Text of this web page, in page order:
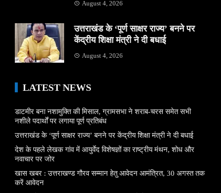
August 4, 2026
उत्तराखंड के ‘पूर्ण साक्षर राज्य’ बनने पर
केंद्रीय शिक्षा मंत्री ने दी बधाई
August 4, 2026
LATEST NEWS
डाटमीर बना नशामुक्ति की मिसाल, ग्रामसभा ने शराब-चरस समेत सभी
नशीले पदार्थों पर लगाया पूर्ण प्रतिबंध
उत्तराखंड के ‘पूर्ण साक्षर राज्य’ बनने पर केंद्रीय शिक्षा मंत्री ने दी बधाई
देश के पहले लेखक गांव में आयुर्वेद विशेषज्ञों का राष्ट्रीय मंथन, शोध और
नवाचार पर जोर
खास खबर : उत्तराखण्ड गौरव सम्मान हेतु आवेदन आमंत्रित, 30 अगस्त तक
करें आवेदन